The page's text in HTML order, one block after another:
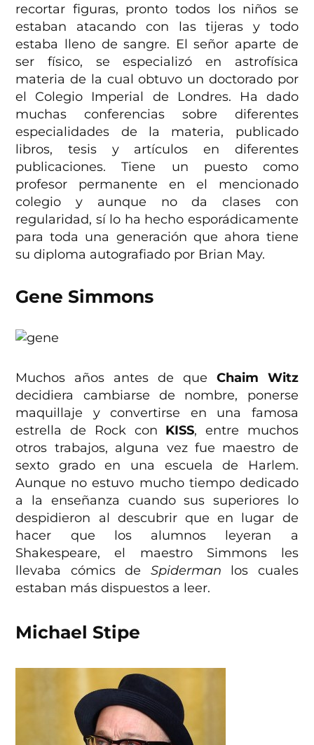
recortar figuras, pronto todos los niños se
estaban atacando con las tijeras y todo
estaba lleno de sangre. El señor aparte de
ser físico, se especializó en astrofísica
materia de la cual obtuvo un doctorado por
el Colegio Imperial de Londres. Ha dado
muchas conferencias sobre diferentes
especialidades de la materia, publicado
libros, tesis y artículos en diferentes
publicaciones. Tiene un puesto como
profesor permanente en el mencionado
colegio y aunque no da clases con
regularidad, sí lo ha hecho esporádicamente
para toda una generación que ahora tiene
su diploma autografiado por Brian May.
Gene Simmons
Muchos años antes de que Chaim Witz
decidiera cambiarse de nombre, ponerse
maquillaje y convertirse en una famosa
estrella de Rock con KISS, entre muchos
otros trabajos, alguna vez fue maestro de
sexto grado en una escuela de Harlem.
Aunque no estuvo mucho tiempo dedicado
a la enseñanza cuando sus superiores lo
despidieron al descubrir que en lugar de
hacer que los alumnos leyeran a
Shakespeare, el maestro Simmons les
llevaba cómics de Spiderman los cuales
estaban más dispuestos a leer.
Michael Stipe